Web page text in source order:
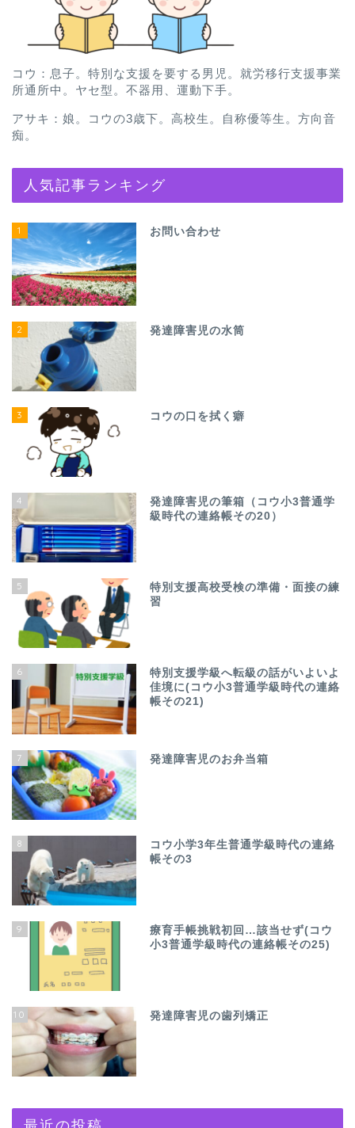
コウ：息子。特別な支援を要する男児。就労移行支援事業
所通所中。ヤセ型。不器用、運動下手。
アサキ：娘。コウの3歳下。高校生。自称優等生。方向音
痴。
人気記事ランキング
1 お問い合わせ
2 発達障害児の水筒
3 コウの口を拭く癖
4
発達障害児の筆箱（コウ小3普通学
級時代の連絡帳その20）
5
特別支援高校受検の準備・面接の練
習
6
特別支援学級へ転級の話がいよいよ
佳境に(コウ小3普通学級時代の連絡
帳その21)
7 発達障害児のお弁当箱
8
コウ小学3年生普通学級時代の連絡
帳その3
9
療育手帳挑戦初回…該当せず(コウ
小3普通学級時代の連絡帳その25)
10 発達障害児の歯列矯正